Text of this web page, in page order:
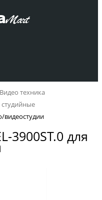
техника
видеостудии
3900ST.0 для